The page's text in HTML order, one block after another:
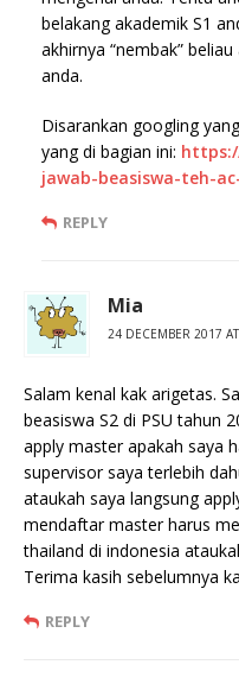
belakang akademik S1
akhirnya “nembak”
anda.
Disarankan googling
yang di bagian ini:
jawab-beasiswa-teh-
REPLY
Mia
24 DECEMBER 2017
Salam kenal kak arigetas.
beasiswa S2 di PSU tahun
apply master apakah saya
supervisor saya terlebih
ataukah saya langsung
mendaftar master harus
thailand di indonesia
Terima kasih sebelumnya
REPLY